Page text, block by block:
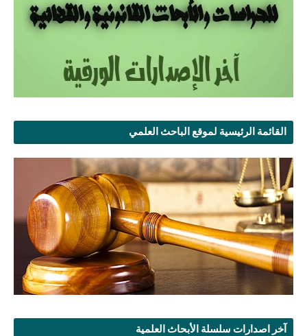
القائمة الرئيسية لموقع الباحث العلمي
آخر اصدارات سلسلة الأبحاث العلمية